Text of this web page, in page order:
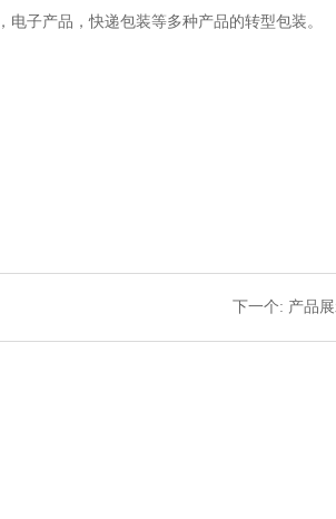
子产品，快递包装等多种产品的转型包装。
下一个: 产品